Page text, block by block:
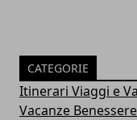
CATEGORIE
Itinerari Viaggi e
Vacanze Benessere